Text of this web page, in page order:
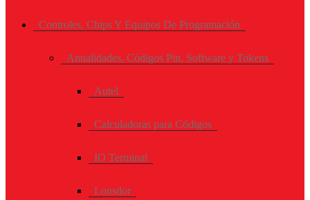
Controles, Chips Y Equipos De Programación
Anualidades, Códigos Pin, Software y Tokens
Autel
Calculadoras para Códigos
IO Terminal
Lonsdor